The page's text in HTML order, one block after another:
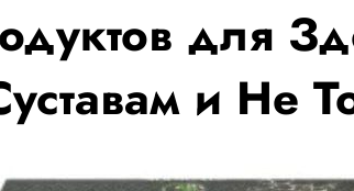
для
и Не